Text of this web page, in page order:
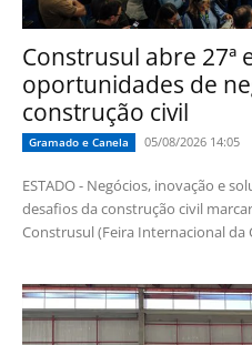
Construsul abre 27ª
oportunidades de
construção civil
Gramado e Canela 05/08/2026 14:05
ESTADO - Negócios, inovação e
desafios da construção civil
Construsul (Feira Internacional da